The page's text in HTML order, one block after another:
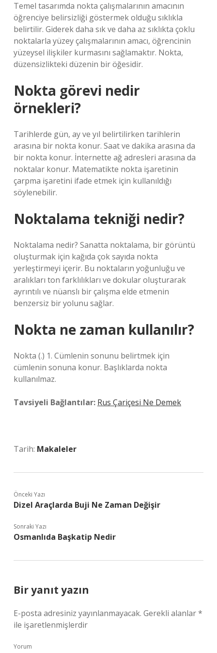
Temel tasarımda nokta çalışmalarının amacının
öğrenciye belirsizliği göstermek olduğu sıklıkla
belirtilir. Giderek daha sık ve daha az sıklıkta çoklu
noktalarla yüzey çalışmalarının amacı, öğrencinin
yüzeysel ilişkiler kurmasını sağlamaktır. Nokta,
düzensizlikteki düzenin bir öğesidir.
Nokta görevi nedir
örnekleri?
Tarihlerde gün, ay ve yıl belirtilirken tarihlerin
arasına bir nokta konur. Saat ve dakika arasına da
bir nokta konur. İnternette ağ adresleri arasına da
noktalar konur. Matematikte nokta işaretinin
çarpma işaretini ifade etmek için kullanıldığı
söylenebilir.
Noktalama tekniği nedir?
Noktalama nedir? Sanatta noktalama, bir görüntü
oluşturmak için kağıda çok sayıda nokta
yerleştirmeyi içerir. Bu noktaların yoğunluğu ve
aralıkları ton farklılıkları ve dokular oluşturarak
ayrıntılı ve nüanslı bir çalışma elde etmenin
benzersiz bir yolunu sağlar.
Nokta ne zaman kullanılır?
Nokta (.) 1. Cümlenin sonunu belirtmek için
cümlenin sonuna konur. Başlıklarda nokta
kullanılmaz.
Tavsiyeli Bağlantılar: Rus Çariçesi Ne Demek
Tarih: Makaleler
Önceki Yazı
Dizel Araçlarda Buji Ne Zaman Değişir
Sonraki Yazı
Osmanlıda Başkatip Nedir
Bir yanıt yazın
E-posta adresiniz yayınlanmayacak. Gerekli alanlar*
ile işaretlenmişlerdir
Yorum